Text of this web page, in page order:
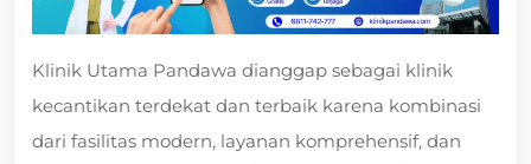
Klinik Utama Pandawa dianggap sebagai klinik
kecantikan terdekat dan terbaik karena kombinasi
dari fasilitas modern, layanan komprehensif, dan